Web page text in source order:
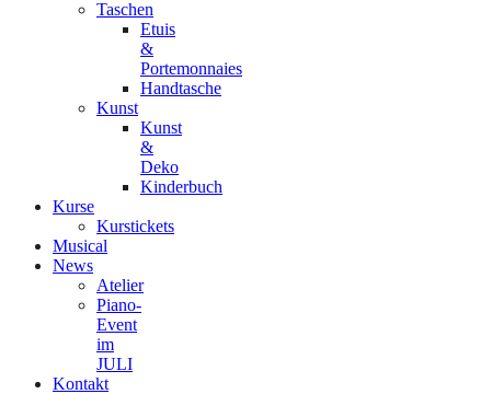
Taschen
Etuis
&
Portemonnaies
Handtasche
Kunst
Kunst
&
Deko
Kinderbuch
Kurse
Kurstickets
Musical
News
Atelier
Piano-
Event
im
JULI
Kontakt